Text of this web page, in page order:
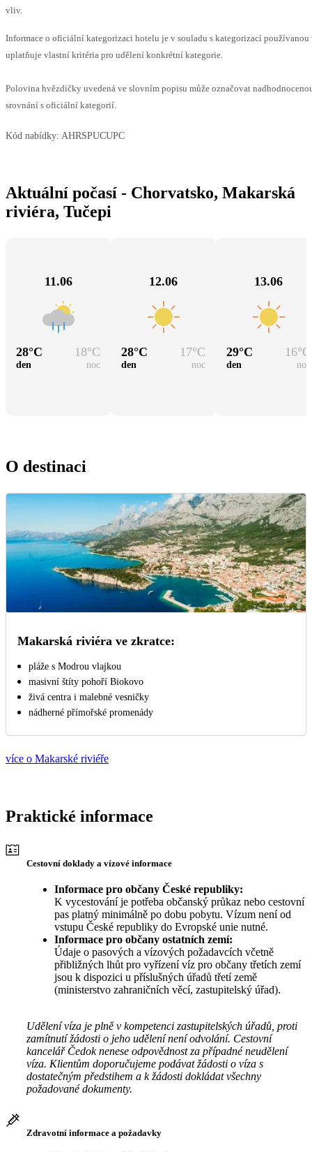
vliv.
Informace o oficiální kategorizaci hotelu je v souladu s kategorizací používanou
uplatňuje vlastní kritéria pro udělení konkrétní kategorie.
Polovina hvězdičky uvedená ve slovním popisu může označovat
srovnání s oficiální kategorií.
Kód nabídky: AHRSPUCUPC
Aktuální počasí - Chorvatsko, Makarská
riviéra, Tučepi
11.06
28°C 18°C
den noc
12.06
28°C 17°C
den noc
13.06
29°C 16°C
den noc
O destinaci
Makarská riviéra ve zkratce:
pláže s Modrou vlajkou
masivní štíty pohoří Biokovo
živá centra i malebné vesničky
nádherné přímořské promenády
více o Makarské riviéře
Praktické informace
Cestovní doklady a vízové informace
Informace pro občany České republiky:
K vycestování je potřeba občanský průkaz nebo cestovní
pas platný minimálně po dobu pobytu. Vízum není od
vstupu České republiky do Evropské unie nutné.
Informace pro občany ostatních zemí:
Údaje o pasových a vízových požadavcích včetně
přibližných lhůt pro vyřízení víz pro občany třetích zemí
jsou k dispozici u příslušných úřadů třetí země
(ministerstvo zahraničních věcí, zastupitelský úřad).
Udělení víza je plně v kompetenci zastupitelských úřadů, proti
zamítnutí žádosti o jeho udělení není odvolání. Cestovní
kancelář Čedok nenese odpovědnost za případné neudělení
víza. Klientům doporučujeme podávat žádosti o víza s
dostatečným předstihem a k žádosti dokládat všechny
požadované dokumenty.
Zdravotní informace a požadavky